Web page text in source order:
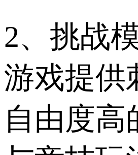
2、挑战
游戏提供
自由度高